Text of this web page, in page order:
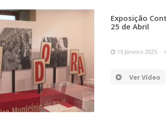
Exposição
25 de Abril
15 Janeiro 2025
Ver Vídeo